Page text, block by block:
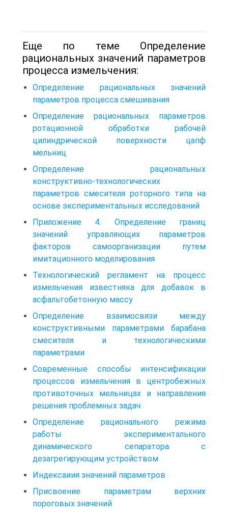
Еще по теме Определение
рациональных значений параметров
процесса измельчения:
Определение рациональных значений
параметров процесса смешивания
Определение рациональных параметров
ротационной обработки рабочей
цилиндрической поверхности цапф
мельниц
Определение рациональных
конструктивно-технологических
параметров смесителя роторного типа на
основе экспериментальных исследований
Приложение 4. Определение границ
значений управляющих параметров
факторов самоорганизации путем
имитационного моделирования
Технологический регламент на процесс
измельчения известняка для добавок в
асфальтобетонную массу
Определение взаимосвязи между
конструктивными параметрами барабана
смесителя и технологическими
параметрами
Современные способы интенсификации
процессов измельчения в центробежных
противоточных мельницах и направления
решения проблемных задач
Определение рационального режима
работы экспериментального
динамического сепаратора с
дезагрегирующим устройством
Индексаиия значений параметров
Присвоение параметрам верхних
пороговых значений